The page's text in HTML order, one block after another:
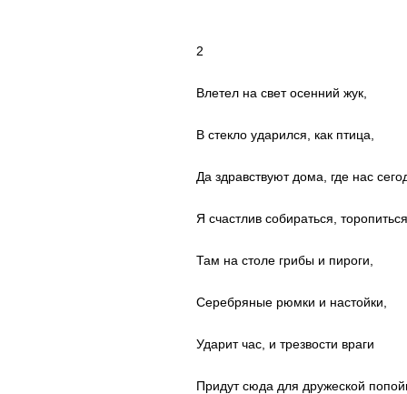
2
Влетел на свет осенний жук,
В стекло ударился, как птица,
Да здравствуют дома, где нас
Я счастлив собираться,
Там на столе грибы и пироги,
Серебряные рюмки и настойки,
Ударит час, и трезвости враги
Придут сюда для дружеской